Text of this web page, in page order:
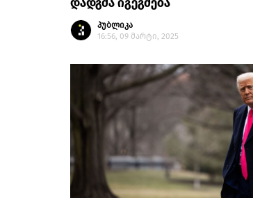
დადგმა იგეგმება
პუბლიკა
16:56, 09 მარტი, 2025